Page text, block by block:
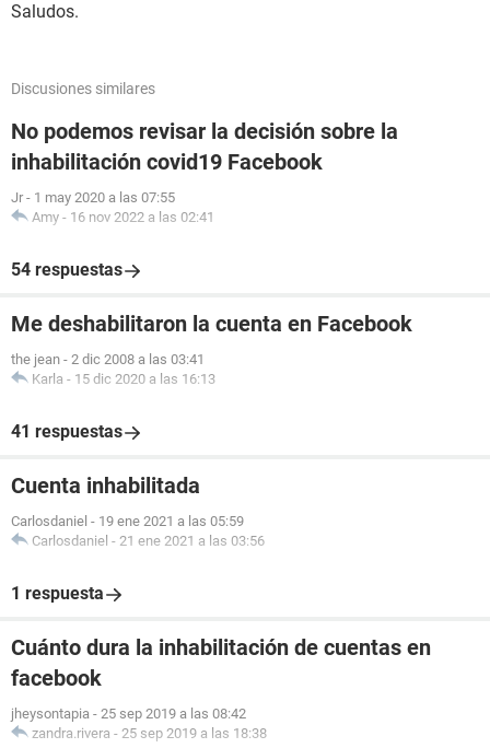
Saludos.
Discusiones similares
No podemos revisar la decisión sobre la
inhabilitación covid19 Facebook
Jr - 1 may 2020 a las 07:55
Amy - 16 nov 2022 a las 02:41
54 respuestas
Me deshabilitaron la cuenta en Facebook
the jean - 2 dic 2008 a las 03:41
Karla - 15 dic 2020 a las 16:13
41 respuestas
Cuenta inhabilitada
Carlosdaniel - 19 ene 2021 a las 05:59
Carlosdaniel - 21 ene 2021 a las 03:56
1 respuesta
Cuánto dura la inhabilitación de cuentas en
facebook
jheysontapia - 25 sep 2019 a las 08:42
zandra.rivera - 25 sep 2019 a las 18:38